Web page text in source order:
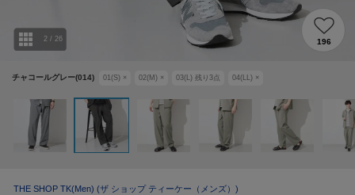
チャコールグレー(014) 01(S) × 02(M) × 03(L) 残り 3点 04(LL) ×
2 / 26 196
THE SHOP TK(Men) (ザ ショップ ティーケー（メンズ）)